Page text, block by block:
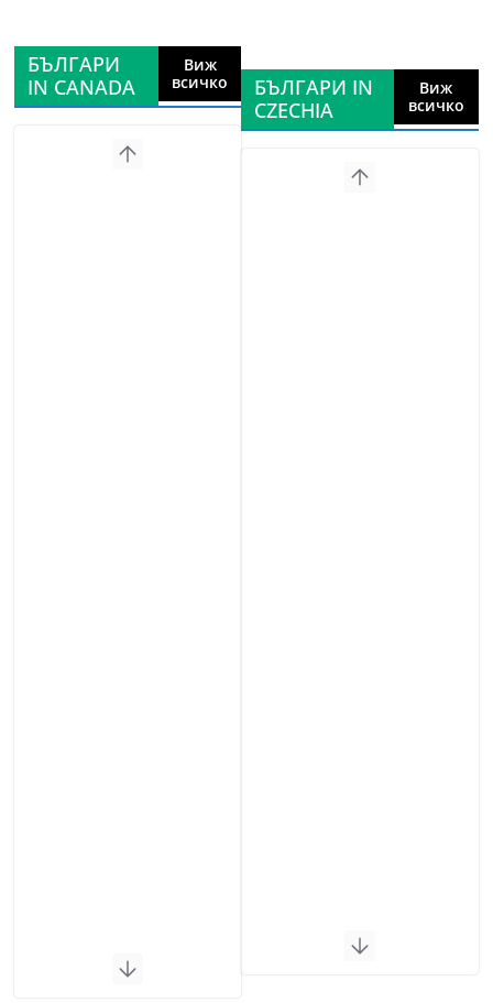
БЪЛГАРИ
IN CANADA
Виж
всичко
БЪЛГАРИ IN
CZECHIA
Виж
всичко